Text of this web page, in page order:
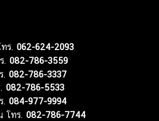
ร. 062-624-2093
. 082-786-3559
082-786-3337
082-786-5533
084-977-9994
โทร. 082-786-7744